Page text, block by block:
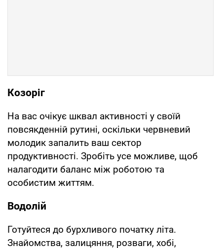
Козоріг
На вас очікує шквал активності у своїй
повсякденній рутині, оскільки червневий
молодик запалить ваш сектор
продуктивності. Зробіть усе можливе, щоб
налагодити баланс між роботою та
особистим життям.
Водолій
Готуйтеся до бурхливого початку літа.
Знайомства, залицяння, розваги, хобі,